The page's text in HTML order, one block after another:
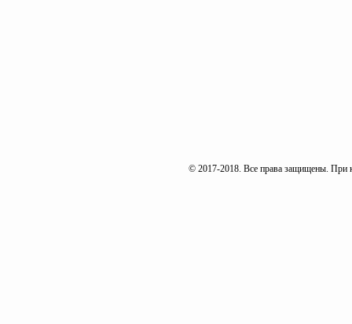
© 2017-2018. Все права защищены. При